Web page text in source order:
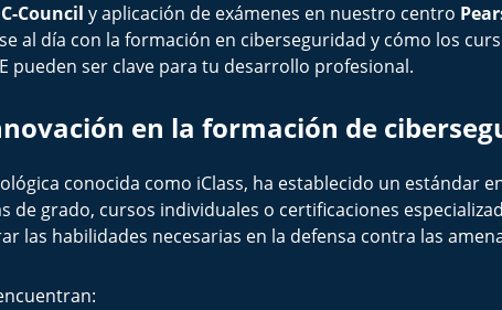
Council y aplicación de exámenes en nuestro centro
al día con la formación en ciberseguridad y cómo los
pueden ser clave para tu desarrollo profesional.
en la formación de
conocida como iClass, ha establecido un estándar
de grado, cursos individuales o certificaciones
las habilidades necesarias en la defensa contra las